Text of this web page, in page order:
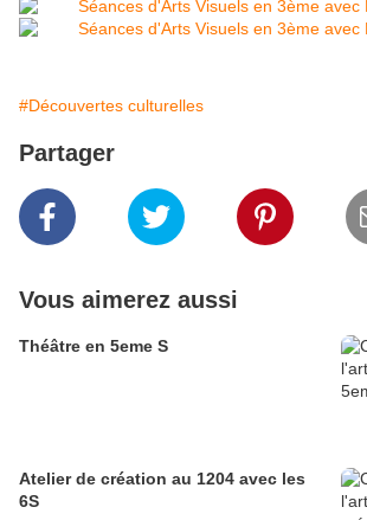
#Découvertes culturelles
Partager
Vous aimerez aussi
Théâtre en 5eme S
Atelier de création au 1204 avec les
6S